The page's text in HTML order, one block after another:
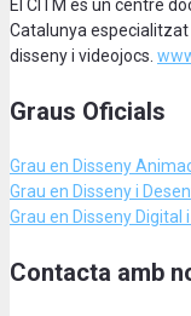
El CITM és un centre
Catalunya
disseny i videojocs.
Graus Oficials
Grau en Disseny
Grau en Disseny i
Grau en Disseny
Contacta amb